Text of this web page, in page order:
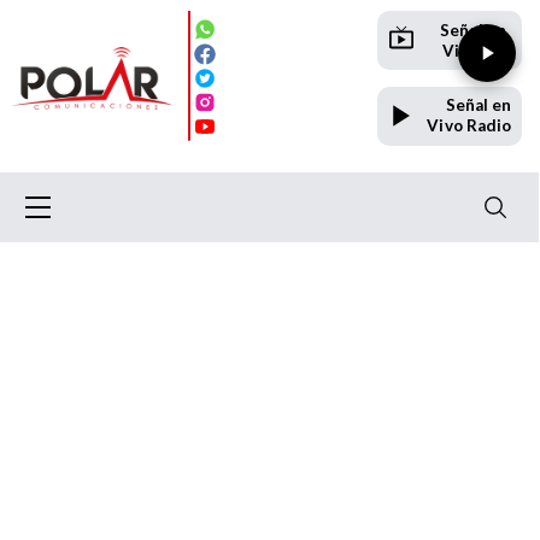
Señal en
Vivo TV
Señal en
Vivo Radio